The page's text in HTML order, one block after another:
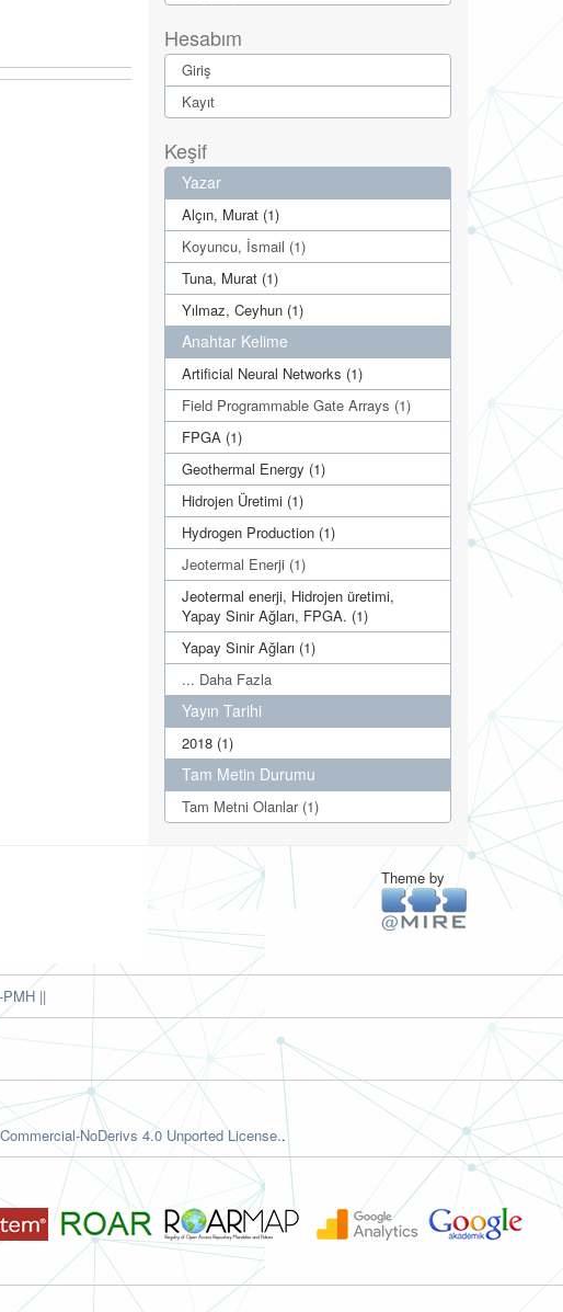
Hesabım
Giriş
Kayıt
Keşif
Yazar
Alçın, Murat (1)
Koyuncu, İsmail (1)
Tuna, Murat (1)
Yılmaz, Ceyhun (1)
Anahtar Kelime
Artificial Neural Networks (1)
Field Programmable Gate Arrays (1)
FPGA (1)
Geothermal Energy (1)
Hidrojen Üretimi (1)
Hydrogen Production (1)
Jeotermal Enerji (1)
Jeotermal enerji, Hidrojen üretimi,
Yapay Sinir Ağları, FPGA. (1)
Yapay Sinir Ağları (1)
... Daha Fazla
Yayın Tarihi
2018 (1)
Tam Metin Durumu
Tam Metni Olanlar (1)
Theme by
||
NoDerivs 4.0 Unported License..